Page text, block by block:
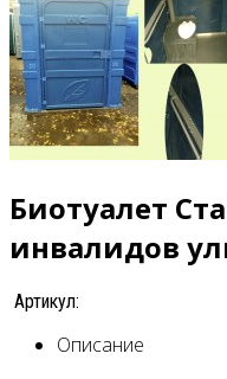
Биотуалет
инвалидов
Артикул:
Описание